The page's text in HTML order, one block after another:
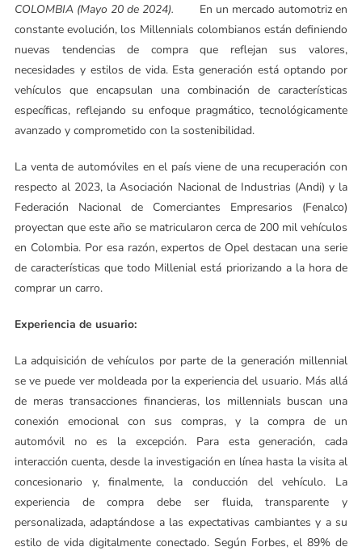
COLOMBIA (Mayo 20 de 2024). En un mercado automotriz en
constante evolución, los Millennials colombianos están definiendo
nuevas tendencias de compra que reflejan sus valores,
necesidades y estilos de vida. Esta generación está optando por
vehículos que encapsulan una combinación de características
específicas, reflejando su enfoque pragmático, tecnológicamente
avanzado y comprometido con la sostenibilidad.
La venta de automóviles en el país viene de una recuperación con
respecto al 2023, la Asociación Nacional de Industrias (Andi) y la
Federación Nacional de Comerciantes Empresarios (Fenalco)
proyectan que este año se matricularon cerca de 200 mil vehículos
en Colombia. Por esa razón, expertos de Opel destacan una serie
de características que todo Millenial está priorizando a la hora de
comprar un carro.
Experiencia de usuario:
La adquisición de vehículos por parte de la generación millennial
se ve puede ver moldeada por la experiencia del usuario. Más allá
de meras transacciones financieras, los millennials buscan una
conexión emocional con sus compras, y la compra de un
automóvil no es la excepción. Para esta generación, cada
interacción cuenta, desde la investigación en línea hasta la visita al
concesionario y, finalmente, la conducción del vehículo. La
experiencia de compra debe ser fluida, transparente y
personalizada, adaptándose a las expectativas cambiantes y a su
estilo de vida digitalmente conectado. Según Forbes, el 89% de